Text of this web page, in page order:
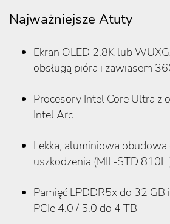
Najważniejsze Atuty
Ekran OLED 2.8K lub
obsługą pióra i zawiasem
Procesory Intel Core Ultra z
Intel Arc
Lekka, aluminiowa obudowa
uszkodzenia (MIL-STD
Pamięć LPDDR5x do 32 GB
PCIe 4.0 / 5.0 do 4 TB